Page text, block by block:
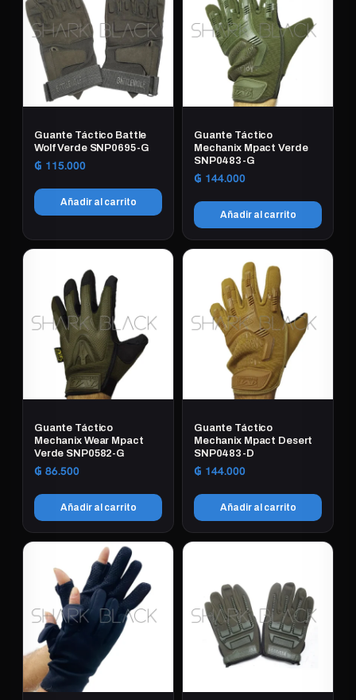
Guante Táctico Battle
Wolf Verde SNP0695-G
₲ 115.000
Añadir al carrito
Guante Táctico
Mechanix Mpact Verde
SNP0483-G
₲ 144.000
Añadir al carrito
Guante Táctico
Mechanix Wear Mpact
Verde SNP0582-G
₲ 86.500
Añadir al carrito
Guante Táctico
Mechanix Mpact Desert
SNP0483-D
₲ 144.000
Añadir al carrito